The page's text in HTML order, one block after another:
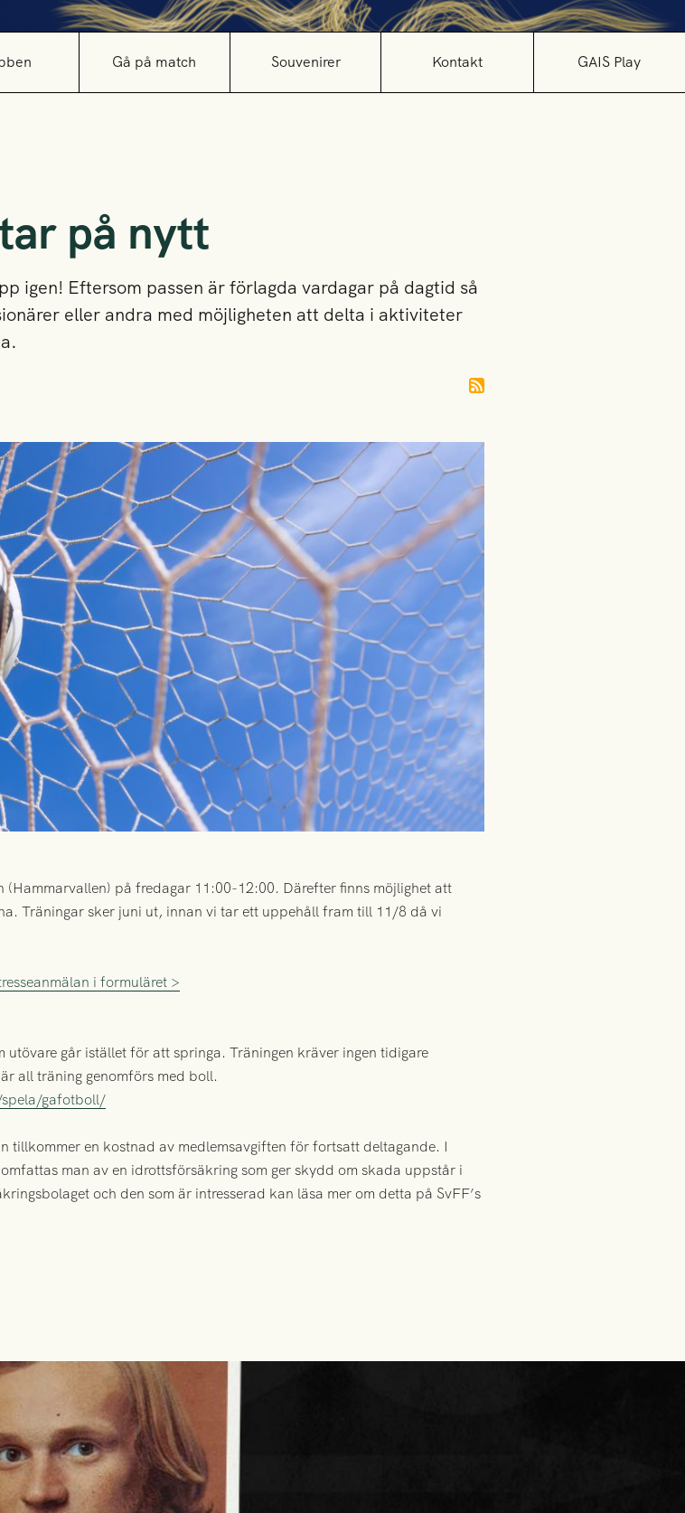
Gå på match Souvenirer Kontakt GAIS Play
på nytt
igen! Eftersom passen är förlagda vardagar på dagtid så
eller andra med möjligheten att delta i aktiviteter
på fredagar 11:00-12:00. Därefter finns möjlighet att
Träningar sker juni ut, innan vi tar ett uppehåll fram till 11/8 då vi
i formuläret >
går istället för att springa. Träningen kräver ingen tidigare
all träning genomförs med boll.
gafotboll/
tillkommer en kostnad av medlemsavgiften för fortsatt deltagande. I
man av en idrottsförsäkring som ger skydd om skada uppstår i
och den som är intresserad kan läsa mer om detta på SvFF’s